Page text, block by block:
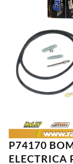
P74170
ELECTRICA